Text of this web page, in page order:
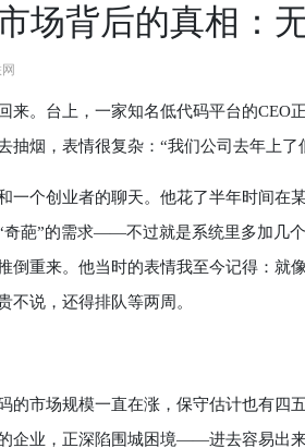
场背后的真相：
。台上，一家知名低代码平台的CEO
抽烟，表情很复杂：“我们公司去年上
个创业者的聊天。他花了半年时间在
奇葩”的需求——不过就是系统里多加几
倒重来。他当时的表情我至今记得：就
不说，还得排队等两周。
市场规模一直在涨，保守估计也有四
企业，正深陷围城困境——进去容易出